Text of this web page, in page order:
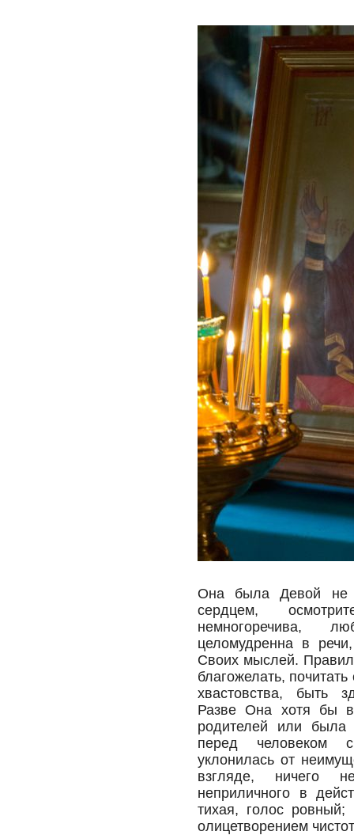
Она была Девой не
сердцем,
немногоречива,
целомудренна в
Своих мыслей.
благожелать,
хвастовства, быть
Разве Она хотя бы
родителей или была
перед человеком
уклонилась от
взгляде, ничего
неприличного в
тихая, голос
олицетворением